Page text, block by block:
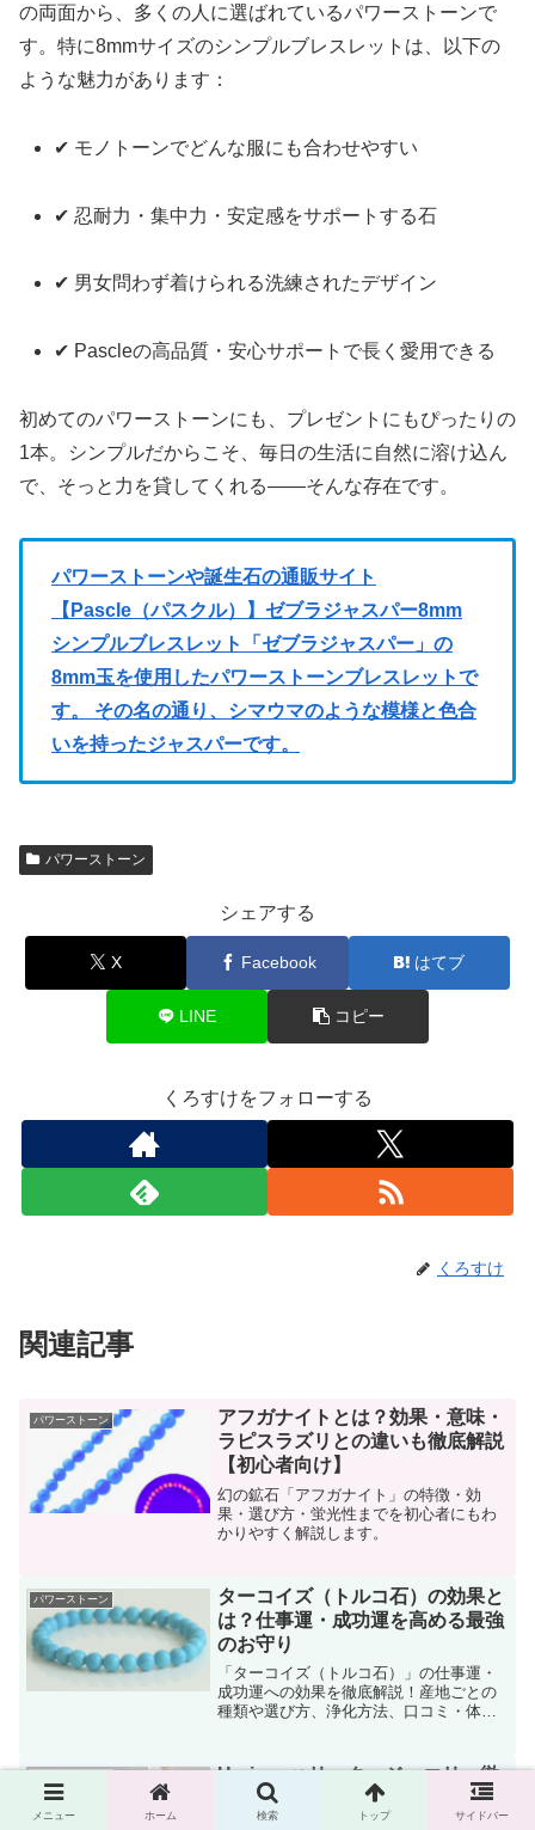
の両面から、多くの人に選ばれているパワーストーンで
す。特に8mmサイズのシンプルブレスレットは、以下の
ような魅力があります：
✔ モノトーンでどんな服にも合わせやすい
✔ 忍耐力・集中力・安定感をサポートする石
✔ 男女問わず着けられる洗練されたデザイン
✔ Pascleの高品質・安心サポートで長く愛用できる
初めてのパワーストーンにも、プレゼントにもぴったりの
1本。シンプルだからこそ、毎日の生活に自然に溶け込ん
で、そっと力を貸してくれる――そんな存在です。
パワーストーンや誕生石の通販サイト
【Pascle（パスクル）】ゼブラジャスパー8mm
シンプルブレスレット「ゼブラジャスパー」の
8mm玉を使用したパワーストーンブレスレットで
す。 その名の通り、シマウマのような模様と色合
いを持ったジャスパーです。
パワーストーン
シェアする
X Facebook はてブ
LINE コピー
くろすけをフォローする
くろすけ
関連記事
パワーストーン
アフガナイトとは？効果・意味・
ラピスラズリとの違いも徹底解説
【初心者向け】
幻の鉱石「アフガナイト」の特徴・効
果・選び方・蛍光性までを初心者にもわ
かりやすく解説します。
パワーストーン
ターコイズ（トルコ石）の効果と
は？仕事運・成功運を高める最強
のお守り
「ターコイズ（トルコ石）」の仕事運・
成功運への効果を徹底解説！産地ごとの
種類や選び方、浄化方法、口コミ・体験
Hariquaハリックァジュエリー徹
底解説｜話題のスピリチュアルジ
ュエリーで癒しと輝きを
メニュー ホーム 検索 トップ サイドバー